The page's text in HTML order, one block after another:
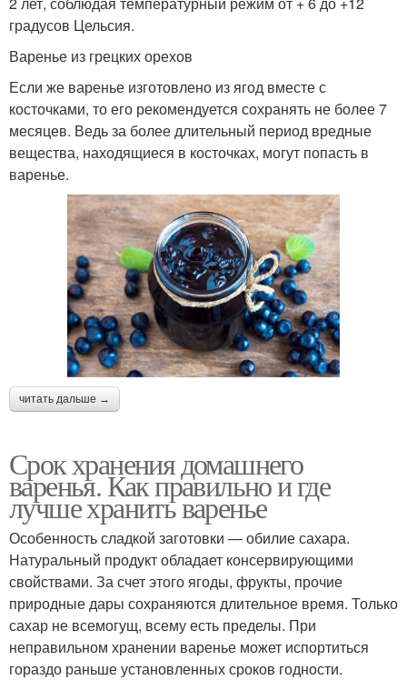
градусов Цельсия.
Варенье из грецких орехов
Если же варенье изготовлено из ягод вместе с
косточками, то его рекомендуется сохранять не более 7
месяцев. Ведь за более длительный период вредные
вещества, находящиеся в косточках, могут попасть в
варенье.
читать дальше →
Срок хранения домашнего
варенья. Как правильно и где
лучше хранить варенье
Особенность сладкой заготовки — обилие сахара.
Натуральный продукт обладает консервирующими
свойствами. За счет этого ягоды, фрукты, прочие
природные дары сохраняются длительное время. Только
сахар не всемогущ, всему есть пределы. При
неправильном хранении варенье может испортиться
гораздо раньше установленных сроков годности.